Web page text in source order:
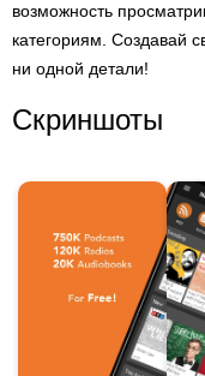
возможность
категориям. Создавай
ни одной детали!
Скриншоты